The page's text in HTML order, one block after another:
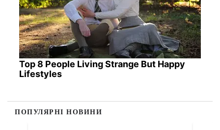
Top 8 People Living Strange But Happy
Lifestyles
ПОПУЛЯРНІ НОВИНИ